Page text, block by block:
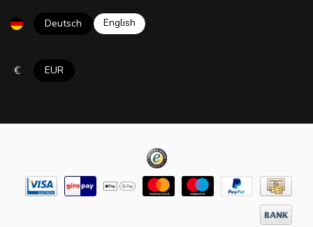
Deutsch English
€ EUR